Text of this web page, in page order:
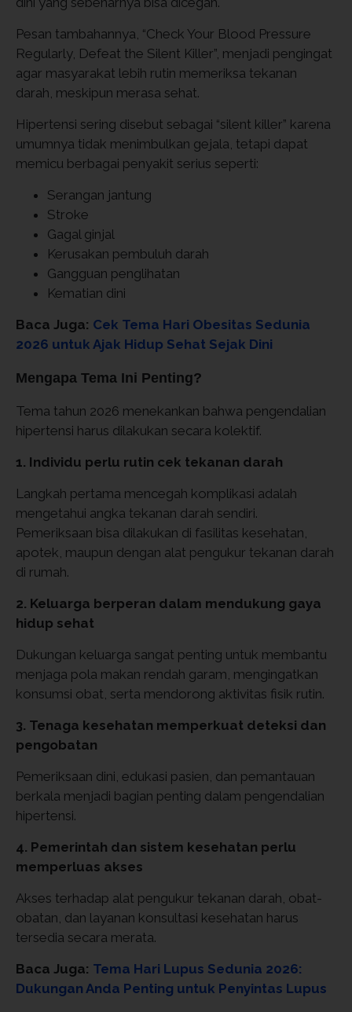
Pesan tambahannya, “Check Your Blood Pressure
Regularly, Defeat the Silent Killer”, menjadi pengingat
agar masyarakat lebih rutin memeriksa tekanan
darah, meskipun merasa sehat.
Hipertensi sering disebut sebagai “silent killer” karena
umumnya tidak menimbulkan gejala, tetapi dapat
memicu berbagai penyakit serius seperti:
Serangan jantung
Stroke
Gagal ginjal
Kerusakan pembuluh darah
Gangguan penglihatan
Kematian dini
Baca Juga: Cek Tema Hari Obesitas Sedunia
2026 untuk Ajak Hidup Sehat Sejak Dini
Mengapa Tema Ini Penting?
Tema tahun 2026 menekankan bahwa pengendalian
hipertensi harus dilakukan secara kolektif.
1. Individu perlu rutin cek tekanan darah
Langkah pertama mencegah komplikasi adalah
mengetahui angka tekanan darah sendiri.
Pemeriksaan bisa dilakukan di fasilitas kesehatan,
apotek, maupun dengan alat pengukur tekanan darah
di rumah.
2. Keluarga berperan dalam mendukung gaya
hidup sehat
Dukungan keluarga sangat penting untuk membantu
menjaga pola makan rendah garam, mengingatkan
konsumsi obat, serta mendorong aktivitas fisik rutin.
3. Tenaga kesehatan memperkuat deteksi dan
pengobatan
Pemeriksaan dini, edukasi pasien, dan pemantauan
berkala menjadi bagian penting dalam pengendalian
hipertensi.
4. Pemerintah dan sistem kesehatan perlu
memperluas akses
Akses terhadap alat pengukur tekanan darah, obat-
obatan, dan layanan konsultasi kesehatan harus
tersedia secara merata.
Baca Juga: Tema Hari Lupus Sedunia 2026:
Dukungan Anda Penting untuk Penyintas Lupus